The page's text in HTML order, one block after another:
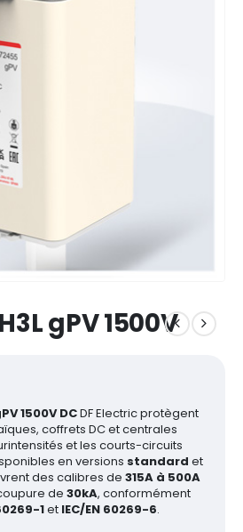
gPV 1500V
1500V DCDF Electric protègent
coffrets DC et centrales
et les courts-circuits
en versions standard et
des calibres de 315A à 500A
de 30kA, conformément
1et IEC/EN 60269-6.